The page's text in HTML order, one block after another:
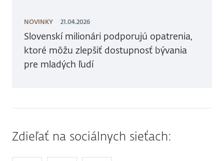
NOVINKY 21.04.2026
Slovenskí milionári podporujú opatrenia,
ktoré môžu zlepšiť dostupnosť bývania
pre mladých ľudí
Zdieľať na sociálnych sieťach: